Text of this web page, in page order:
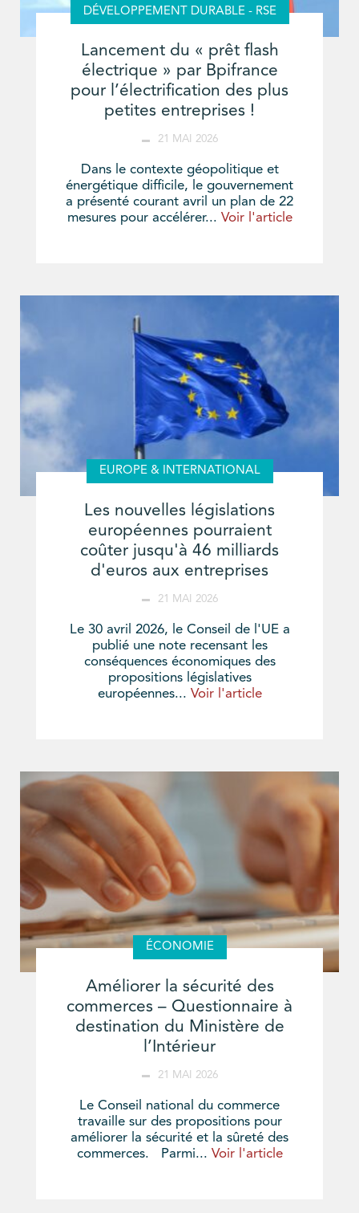
DÉVELOPPEMENT DURABLE - RSE
Lancement du « prêt flash
électrique » par Bpifrance
pour l’électrification des plus
petites entreprises !
21 MAI 2026
Dans le contexte géopolitique et
énergétique difficile, le gouvernement
a présenté courant avril un plan de 22
mesures pour accélérer... Voir l'article
EUROPE & INTERNATIONAL
Les nouvelles législations
européennes pourraient
coûter jusqu'à 46 milliards
d'euros aux entreprises
21 MAI 2026
Le 30 avril 2026, le Conseil de l'UE a
publié une note recensant les
conséquences économiques des
propositions législatives
européennes... Voir l'article
ÉCONOMIE
Améliorer la sécurité des
commerces – Questionnaire à
destination du Ministère de
l’Intérieur
21 MAI 2026
Le Conseil national du commerce
travaille sur des propositions pour
améliorer la sécurité et la sûreté des
commerces. Parmi... Voir l'article